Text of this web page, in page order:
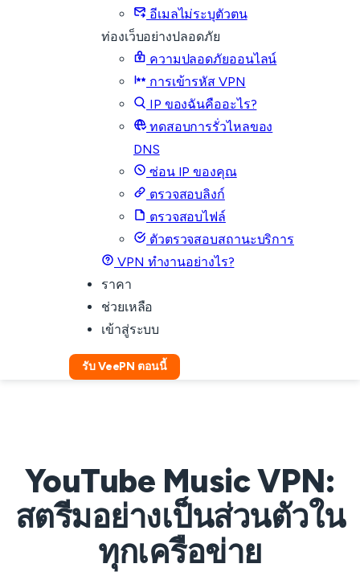
อีเมลไม่ระบุตัวตน
ท่องเว็บอย่างปลอดภัย
ความปลอดภัยออนไลน์
การเข้ารหัส VPN
IP ของฉันคืออะไร?
ทดสอบการรั่วไหลของ
DNS
ซ่อน IP ของคุณ
ตรวจสอบลิงก์
ตรวจสอบไฟล์
ตัวตรวจสอบสถานะบริการ
VPN ทำงานอย่างไร?
ราคา
ช่วยเหลือ
เข้าสู่ระบบ
รับ VeePN ตอนนี้
YouTube Music VPN:
สตรีมอย่างเป็นส่วนตัวใน
ทุกเครือข่าย